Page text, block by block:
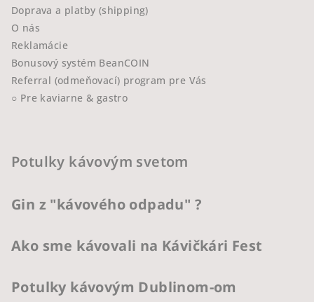
Doprava a platby (shipping)
O nás
Reklamácie
Bonusový systém BeanCOIN
Referral (odmeňovací) program pre Vás
○ Pre kaviarne & gastro
Potulky kávovým svetom
Gin z "kávového odpadu" ?
Ako sme kávovali na Kávičkári Fest
Potulky kávovým Dublinom-om